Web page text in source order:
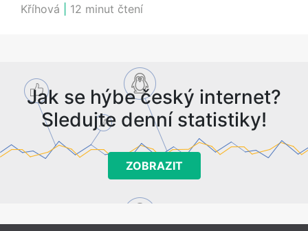
Kříhová
12 minut čtení
Jak se hýbe český internet?
Sledujte denní statistiky!
ZOBRAZIT